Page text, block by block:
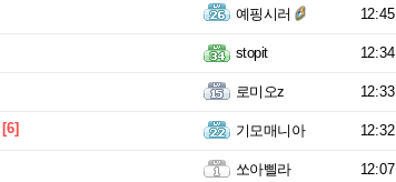
예핑시러 12:45
stopit 12:34
로미오z 12:33
[6] 기모매니아 12:32
쏘아삘라 12:07